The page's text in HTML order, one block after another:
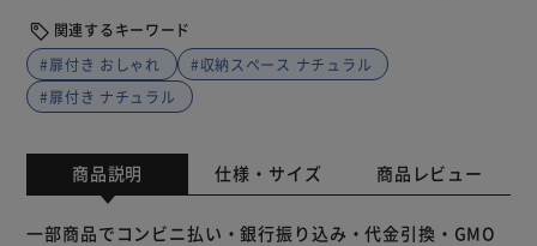
関連するキーワード
#扉付き おしゃれ
#収納スペース ナチュラル
#扉付き ナチュラル
商品説明 仕様・サイズ 商品レビュー
一部商品でコンビニ払い・銀行振り込み・代金引換・GMO